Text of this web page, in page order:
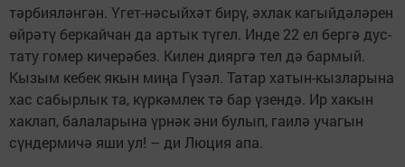
тәрбияләнгән. Үгет-нәсыйхәт бирү, әхлак кагыйдәләрен
өйрәтү беркайчан да артык түгел. Инде 22 ел бергә дус-
тату гомер кичерәбез. Килен дияргә тел дә бармый.
Кызым кебек якын миңа Гүзәл. Татар хатын-кызларына
хас сабырлык та, күркәмлек тә бар үзендә. Ир хакын
хаклап, балаларына үрнәк әни булып, гаилә учагын
сүндермичә яши ул! – ди Люция апа.